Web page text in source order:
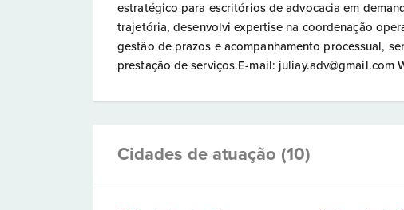
estratégico para escritórios de advocacia em
trajetória, desenvolvi expertise na coordenação
gestão de prazos e acompanhamento processual,
prestação de serviços.E-mail: juliay.adv@gmail.com
Cidades de atuação (10)